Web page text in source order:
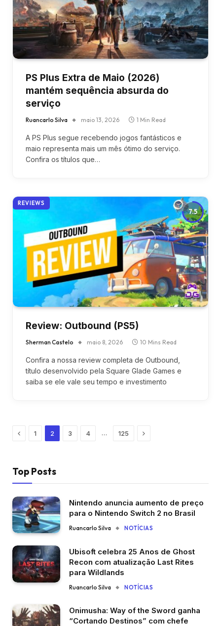
PS Plus Extra de Maio (2026)
mantém sequência absurda do
serviço
Ruancarlo Silva maio 13, 2026 1 Min Read
A PS Plus segue recebendo jogos fantásticos e
maio representa mais um mês ótimo do serviço.
Confira os títulos que…
7.5
REVIEWS
Review: Outbound (PS5)
Sherman Castelo maio 8, 2026 10 Mins Read
Confira a nossa review completa de Outbound,
título desenvolvido pela Square Glade Games e
saiba se ele vale seu tempo e investimento
Previous
1 2 3 4 … 125 Next
Top Posts
Nintendo anuncia aumento de preço
para o Nintendo Switch 2 no Brasil
Ruancarlo Silva NOTÍCIAS
Ubisoft celebra 25 Anos de Ghost
Recon com atualização Last Rites
para Wildlands
Ruancarlo Silva NOTÍCIAS
Onimusha: Way of the Sword ganha
“Cortando Destinos” com chefe